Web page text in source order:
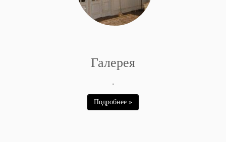
Галерея
.
Подробнее »